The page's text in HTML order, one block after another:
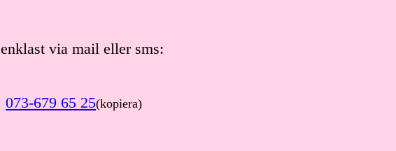
via mail eller sms:
073-679 65 25(kopiera)